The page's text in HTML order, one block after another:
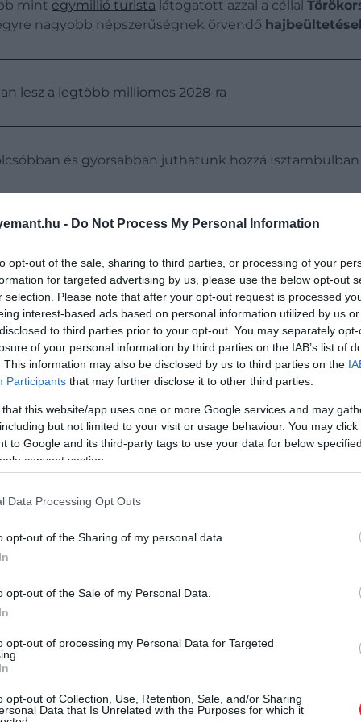
- Do Not Process My Personal Information
opt-out of the sale, sharing to third parties, or processing of your
for targeted advertising by us, please use the below opt-out
selection. Please note that after your opt-out request is processed
interest-based ads based on personal information utilized by us
to third parties prior to your opt-out. You may separately
of your personal information by third parties on the IAB’s list of
This information may also be disclosed by us to third parties on the
Participants that may further disclose it to other third parties.
that this website/app uses one or more Google services and may
but not limited to your visit or usage behaviour. You may
to Google and its third-party tags to use your data for below
consent section.
Data Processing Opt Outs
opt-out of the Sharing of my personal data.
opt-out of the Sale of my Personal Data.
opt-out of processing my Personal Data for Targeted
opt-out of Collection, Use, Retention, Sale, and/or Sharing
Data that Is Unrelated with the Purposes for which it
mint egymillió turista látogatott azzal a céllal
nagyobb népszerűségnek örvendő
lesz a legtöbb milliomos 2028-ra
és gyorsabban juthatunk hozzá
veszéllyel járnak, mint gondoljuk.
hasznos lenne, ha az egészségturizmusban
de fontos tudni, hogy nem is
agresszív, a fogakra kifejezetten
például kifejezetten erőszakos